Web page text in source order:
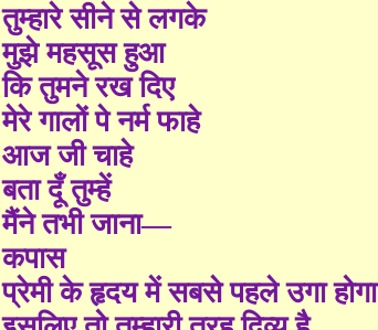
तुम्हारे सीने से लगके
मुझे महसूस हुआ
कि तुमने रख दिए
मेरे गालों पे नर्म फाहे
आज जी चाहे
बता दूँ तुम्हें
मैंने तभी जाना—
कपास
प्रेमी के हृदय में सबसे पहले उगा होगा